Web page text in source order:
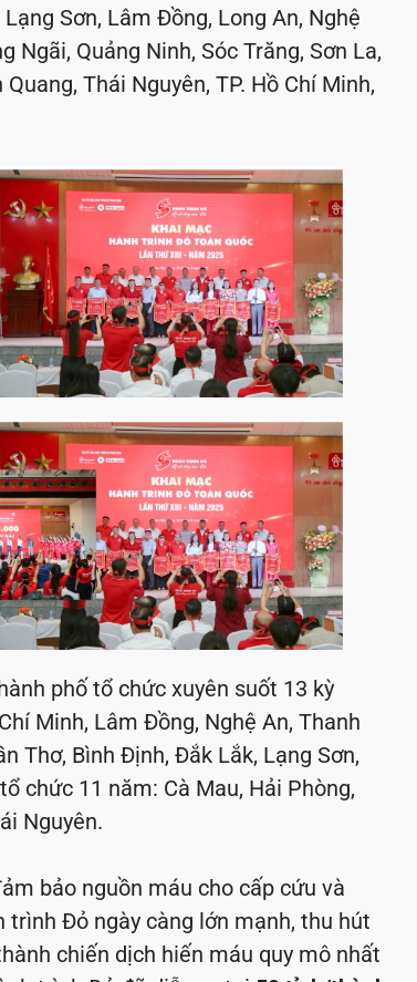
Sơn, Lâm Đồng, Long An, Nghệ
Ngãi, Quảng Ninh, Sóc Trăng, Sơn La,
Thái Nguyên, TP. Hồ Chí Minh,
phố tổ chức xuyên suốt 13 kỳ
Minh, Lâm Đồng, Nghệ An, Thanh
Thơ, Bình Định, Đắk Lắk, Lạng Sơn,
chức 11 năm: Cà Mau, Hải Phòng,
Nguyên.
bảo nguồn máu cho cấp cứu và
Đỏ ngày càng lớn mạnh, thu hút
chiến dịch hiến máu quy mô nhất